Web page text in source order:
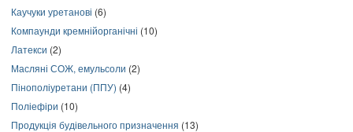
Каучуки уретанові (6)
Компаунди кремнійорганічні (10)
Латекси (2)
Масляні СОЖ, емульсоли (2)
Пінополіуретани (ППУ) (4)
Поліефіри (10)
Продукція будівельного призначення (13)